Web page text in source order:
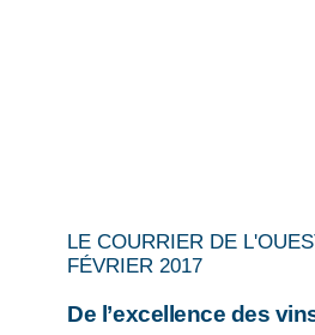
LE COURRIER DE
FÉVRIER 2017
De l’excellence des